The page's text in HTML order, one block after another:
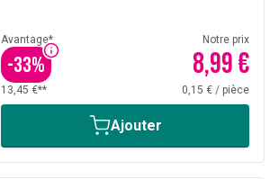
Avantage*
-33%
Notre prix
8,99 €
13,45 €** 0,15 € / pièce
Ajouter